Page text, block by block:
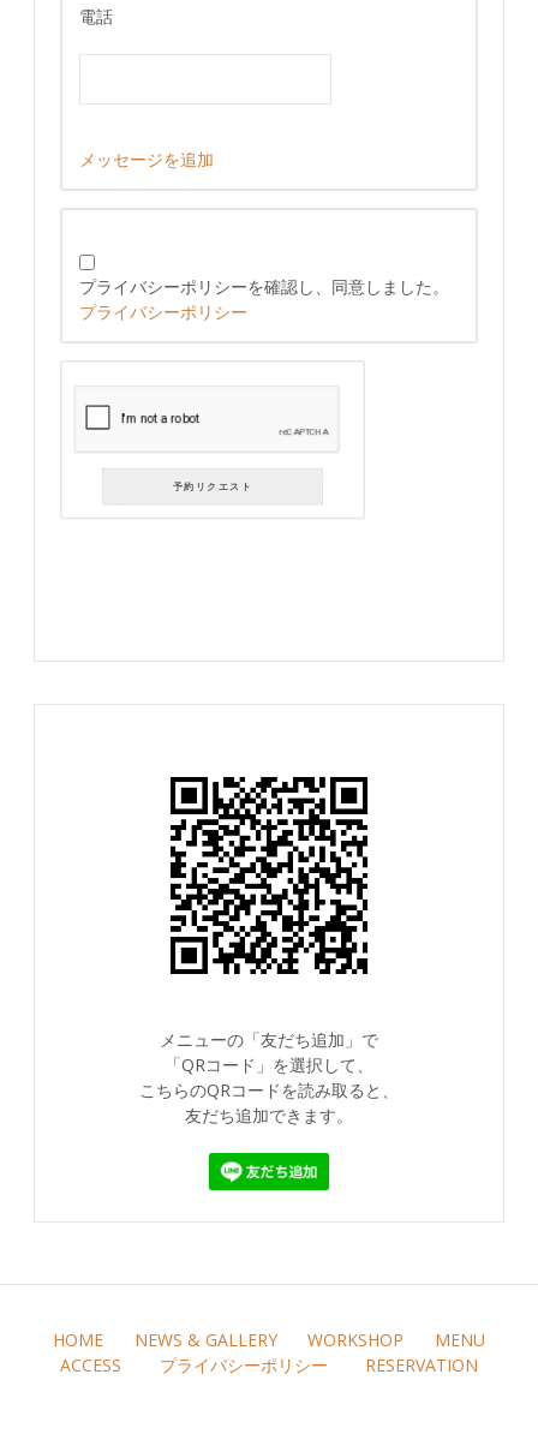
電話
メッセージを追加
プライバシーポリシーを確認し、同意しました。
プライバシーポリシー
予約リクエスト
メニューの「友だち追加」で
「QRコード」を選択して、
こちらのQRコードを読み取ると、
友だち追加できます。
HOME NEWS & GALLERY WORKSHOP
MENU
ACCESS
プライバシーポリシー RESERVATION